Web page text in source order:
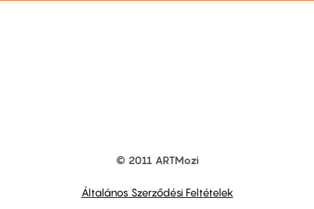
© 2011 ARTMozi
Általános Szerződési Feltételek